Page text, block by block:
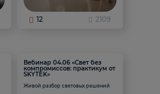
12 2109
Вебинар 04.06 «Свет без
компромиссов: практикум от
SKYTEK»
Живой разбор световых решений